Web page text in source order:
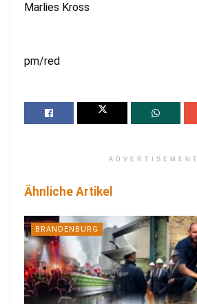
Marlies Kross
pm/red
ADVERTISEMENT
Ähnliche Artikel
BRANDENBURG